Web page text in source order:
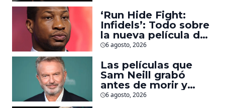
deportaciones
‘Run Hide Fight:
Infidels’: Todo sobre
la nueva película de
Jonathan Majors en
islamistas radicales
6 agosto, 2026
Las películas que
Sam Neill grabó
antes de morir y
llegarán pronto a
6 agosto, 2026